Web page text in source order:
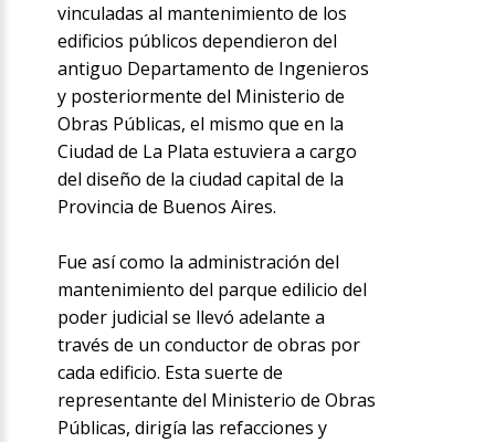
vinculadas al mantenimiento de los
edificios públicos dependieron del
antiguo Departamento de Ingenieros
y posteriormente del Ministerio de
Obras Públicas, el mismo que en la
Ciudad de La Plata estuviera a cargo
del diseño de la ciudad capital de la
Provincia de Buenos Aires.
Fue así como la administración del
mantenimiento del parque edilicio del
poder judicial se llevó adelante a
través de un conductor de obras por
cada edificio. Esta suerte de
representante del Ministerio de Obras
Públicas, dirigía las refacciones y